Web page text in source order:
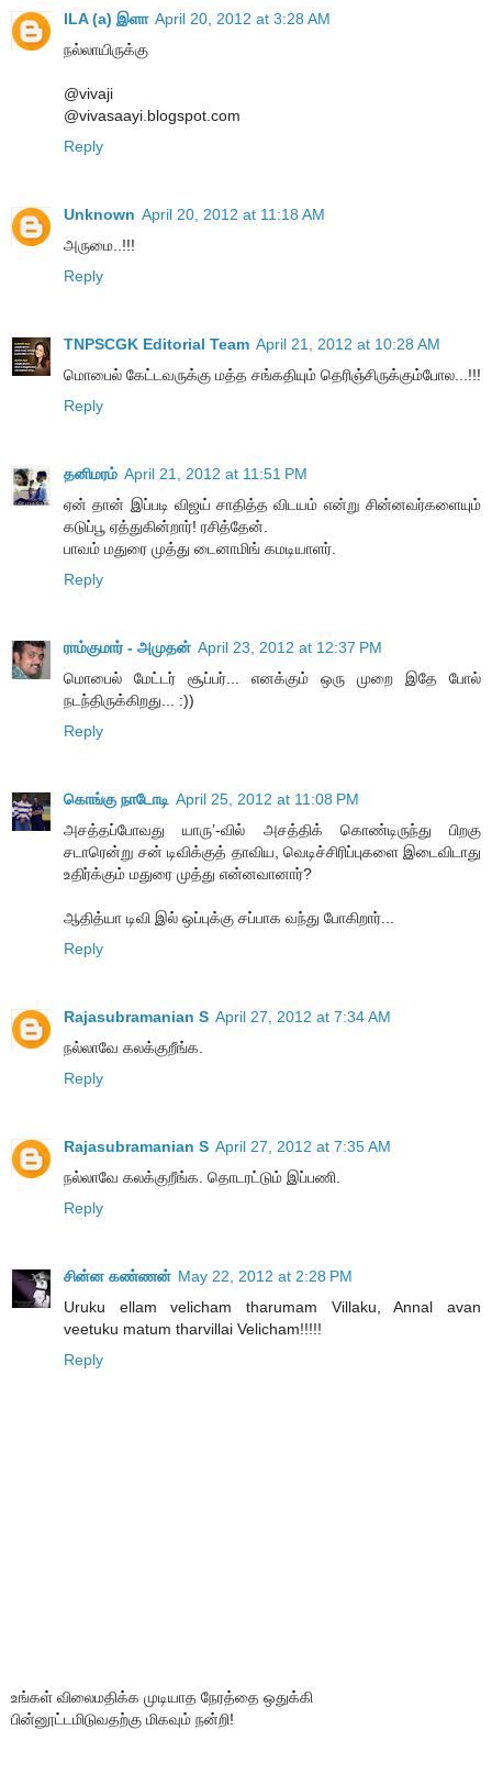
ILA (a) இளா April 20, 2012 at 3:28 AM
நல்லாயிருக்கு
@vivaji
@vivasaayi.blogspot.com
Reply
Unknown April 20, 2012 at 11:18 AM
அருமை..!!!
Reply
TNPSCGK Editorial Team April 21, 2012 at 10:28 AM
மொபைல் கேட்டவருக்கு மத்த சங்கதியும் தெரிஞ்சிருக்கும்போல...!!!
Reply
தனிமரம் April 21, 2012 at 11:51 PM
ஏன் தான் இப்படி விஜய் சாதித்த விடயம் என்று சின்னவர்களையும்
கடுப்பூ ஏத்துகின்றார்! ரசித்தேன்.
பாவம் மதுரை முத்து டைனாமிங் கமடியாளர்.
Reply
ராம்குமார் - அமுதன் April 23, 2012 at 12:37 PM
மொபைல் மேட்டர் சூப்பர்... எனக்கும் ஒரு முறை இதே போல்
நடந்திருக்கிறது... :))
Reply
கொங்கு நாடோடி April 25, 2012 at 11:08 PM
அசத்தப்போவது யாரு’-வில் அசத்திக் கொண்டிருந்து பிறகு
சடாரென்று சன் டிவிக்குத் தாவிய, வெடிச்சிரிப்புகளை இடைவிடாது
உதிர்க்கும் மதுரை முத்து என்னவானார்?
ஆதித்யா டிவி இல் ஒப்புக்கு சப்பாக வந்து போகிறார்...
Reply
Rajasubramanian S April 27, 2012 at 7:34 AM
நல்லாவே கலக்குறீங்க.
Reply
Rajasubramanian S April 27, 2012 at 7:35 AM
நல்லாவே கலக்குறீங்க. தொடரட்டும் இப்பணி.
Reply
சின்ன கண்ணன் May 22, 2012 at 2:28 PM
Uruku ellam velicham tharumam Villaku, Annal avan
veetuku matum tharvillai Velicham!!!!!
Reply
உங்கள் விலைமதிக்க முடியாத நேரத்தை ஒதுக்கி
பின்னூட்டமிடுவதற்கு மிகவும் நன்றி!